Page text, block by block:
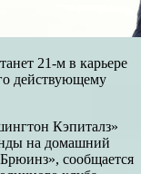
21-м в карьере
действующему
Кэпиталз»
на домашний
сообщается